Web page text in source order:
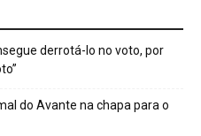
derrotá-lo no voto, por
do Avante na chapa para o